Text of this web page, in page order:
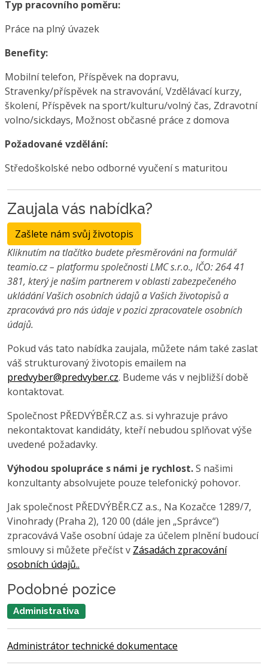
Typ pracovního poměru:
Práce na plný úvazek
Benefity:
Mobilní telefon, Příspěvek na dopravu,
Stravenky/příspěvek na stravování, Vzdělávací kurzy,
školení, Příspěvek na sport/kulturu/volný čas, Zdravotní
volno/sickdays, Možnost občasné práce z domova
Požadované vzdělání:
Středoškolské nebo odborné vyučení s maturitou
Zaujala vás nabídka?
Zašlete nám svůj životopis
Kliknutím na tlačítko budete přesměrováni na formulář
teamio.cz – platformu společnosti LMC s.r.o., IČO: 264 41
381, který je našim partnerem v oblasti zabezpečeného
ukládání Vašich osobních údajů a Vašich životopisů a
zpracovává pro nás údaje v pozici zpracovatele osobních
údajů.
Pokud vás tato nabídka zaujala, můžete nám také zaslat
váš strukturovaný životopis emailem na
predvyber@predvyber.cz. Budeme vás v nejbližší době
kontaktovat.
Společnost PŘEDVÝBĚR.CZ a.s. si vyhrazuje právo
nekontaktovat kandidáty, kteří nebudou splňovat výše
uvedené požadavky.
Výhodou spolupráce s námi je rychlost.S našimi
konzultanty absolvujete pouze telefonický pohovor.
Jak společnost PŘEDVÝBĚR.CZ a.s., Na Kozačce 1289/7,
Vinohrady (Praha 2), 120 00 (dále jen „Správce“)
zpracovává Vaše osobní údaje za účelem plnění budoucí
smlouvy si můžete přečíst v Zásadách zpracování
osobních údajů..
Podobné pozice
Administrativa
Administrátor technické dokumentace